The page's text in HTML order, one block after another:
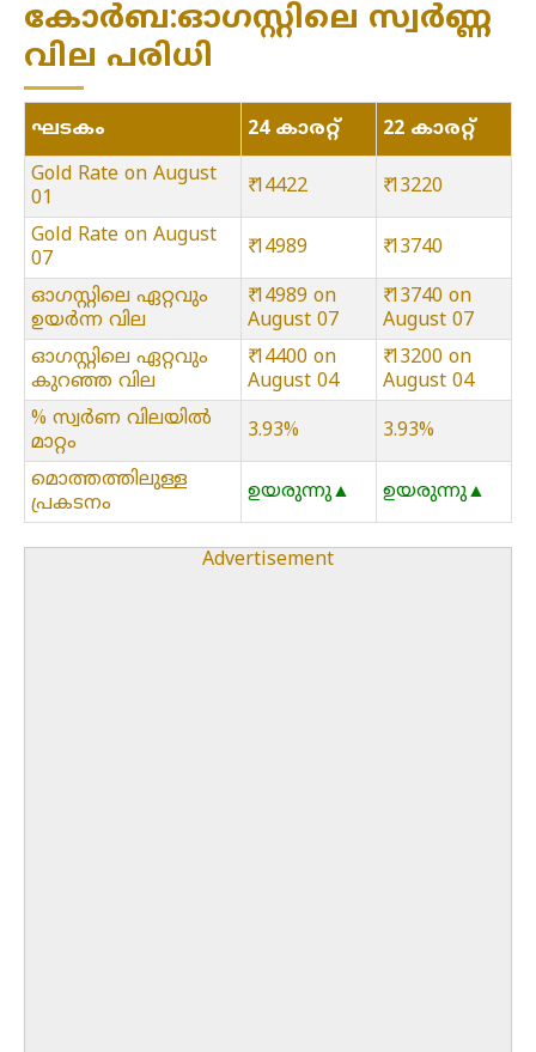
കോർബ:ഓഗസ്റ്റിലെ സ്വർണ്ണ
വില പരിധി
ഘടകം 24 കാരറ്റ്
22 കാരറ്റ്
Gold Rate on August
01
₹ 14422 ₹ 13220
Gold Rate on August
07
₹ 14989 ₹ 13740
ഓഗസ്റ്റിലെ ഏറ്റവും
ഉയർന്ന വില
₹ 14989 on
August 07
₹ 13740 on
August 07
ഓഗസ്റ്റിലെ ഏറ്റവും
കുറഞ്ഞ വില
₹ 14400 on
August 04
₹ 13200 on
August 04
% സ്വർണ വിലയിൽ
മാറ്റം
3.93% 3.93%
മൊത്തത്തിലുള്ള
പ്രകടനം
ഉയരുന്നു▲ ഉയരുന്നു▲
Advertisement